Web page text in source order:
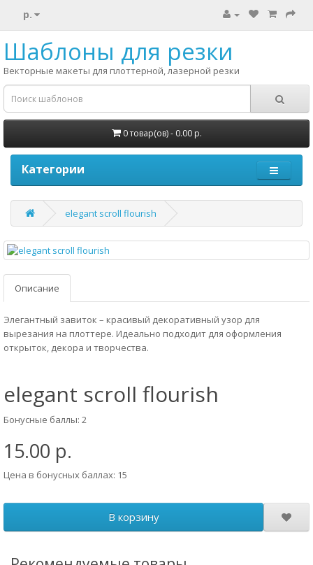
р.
Шаблоны для резки
Векторные макеты для плоттерной, лазерной резки
0 товар(ов) - 0.00 р.
Категории
elegant scroll flourish
Описание
Элегантный завиток – красивый декоративный узор для
вырезания на плоттере. Идеально подходит для оформления
открыток, декора и творчества.
elegant scroll flourish
Бонусные баллы: 2
15.00 р.
Цена в бонусных баллах: 15
В корзину